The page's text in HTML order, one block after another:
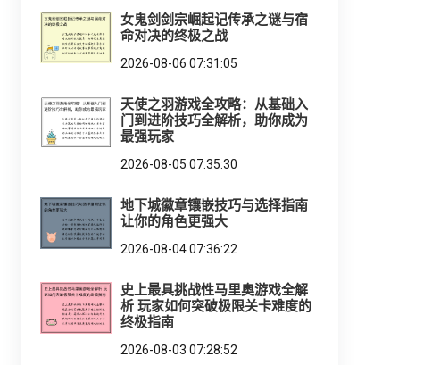
女鬼剑剑宗崛起记传承之谜与宿
命对决的终极之战
2026-08-06 07:31:05
天使之羽游戏全攻略：从基础入
门到进阶技巧全解析，助你成为
最强玩家
2026-08-05 07:35:30
地下城徽章镶嵌技巧与选择指南
让你的角色更强大
2026-08-04 07:36:22
史上最具挑战性马里奥游戏全解
析 玩家如何突破极限关卡难度的
终极指南
2026-08-03 07:28:52